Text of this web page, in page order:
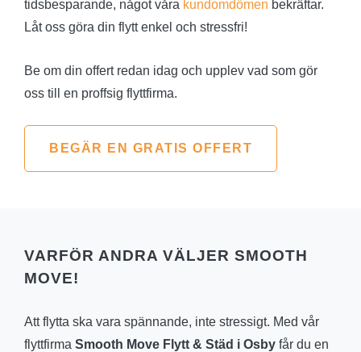
tidsbesparande, något våra kundomdömen bekräftar.
Låt oss göra din flytt enkel och stressfri!
Be om din offert redan idag och upplev vad som gör
oss till en proffsig flyttfirma.
BEGÄR EN GRATIS OFFERT
VARFÖR ANDRA VÄLJER SMOOTH
MOVE!
Att flytta ska vara spännande, inte stressigt. Med vår
flyttfirma Smooth Move Flytt & Städ i Osby får du en